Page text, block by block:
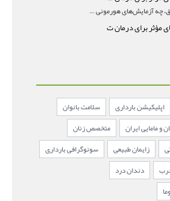
سلام برای تشخیص دقیق، چه آزمایش‌های هورمونی و چه سونوگر
مؤثر برای درمان ت
اپلیکیشن بارداری
سلامت بانوان
مامایی ایران
متخصص زنان
زایمان طبیعی
سونوگرافی بارداری
دندان درد